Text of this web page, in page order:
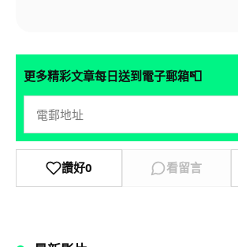
更多精彩文章每日送到電子郵箱📮
讚好0 看留言